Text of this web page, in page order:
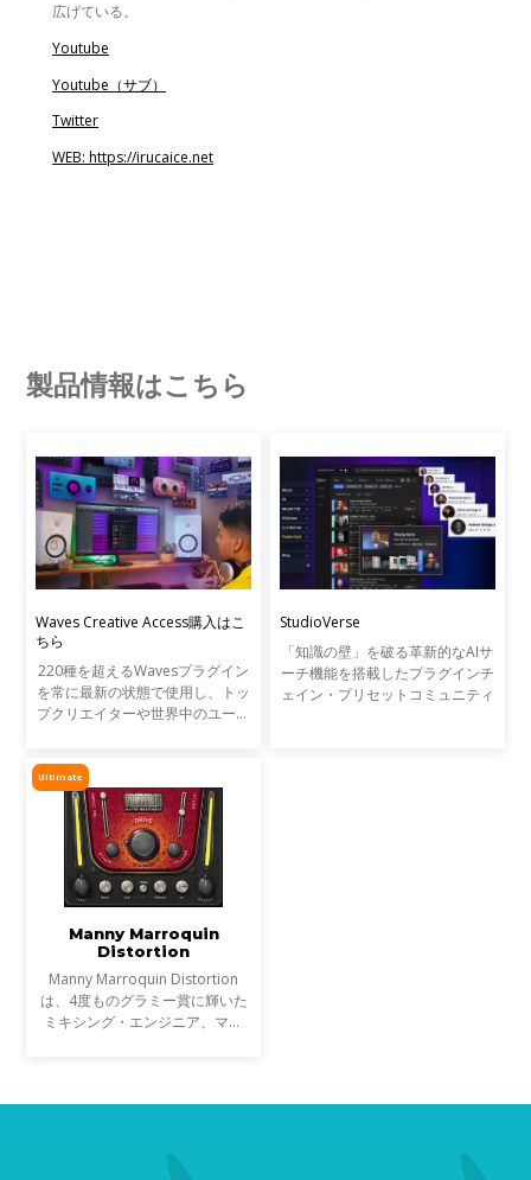
広げている。
Youtube
Youtube（サブ）
Twitter
WEB: https://irucaice.net
製品情報はこちら
Waves Creative Access購入はこ
ちら
220種を超えるWavesプラグイン
を常に最新の状態で使用し、トッ
プクリエイターや世界中のユーザ
の新しいプラグインのサブスクリ
プション・プランです。Wavesの
全プラグインを使用できるWaves
Ultimate、110種のプラグインを
使用できるWaves Essentialの2つ
のラインナップで、1ヶ月から1
年まで使用したい期間に併せたプ
ランからご利用いただけます。
StudioVerse
「知識の壁」を破る革新的なAIサ
ーチ機能を搭載したプラグインチ
ェイン・プリセットコミュニティ
Ultimate
Manny Marroquin
Distortion
Manny Marroquin Distortion
は、4度ものグラミー賞に輝いた
ミキシング・エンジニア、マニ